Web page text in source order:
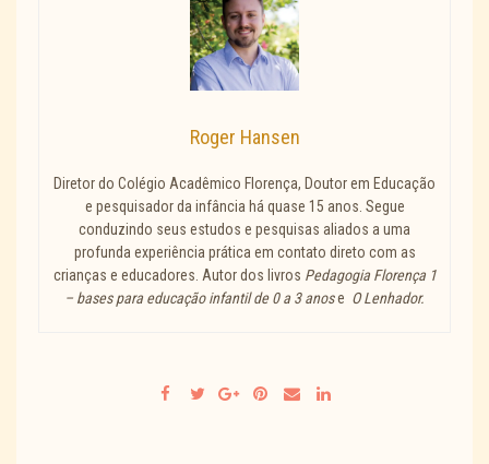
Roger Hansen
Diretor do Colégio Acadêmico Florença, Doutor em Educação
e pesquisador da infância há quase 15 anos. Segue
conduzindo seus estudos e pesquisas aliados a uma
profunda experiência prática em contato direto com as
crianças e educadores. Autor dos livros Pedagogia Florença 1
– bases para educação infantil de 0 a 3 anose O Lenhador.